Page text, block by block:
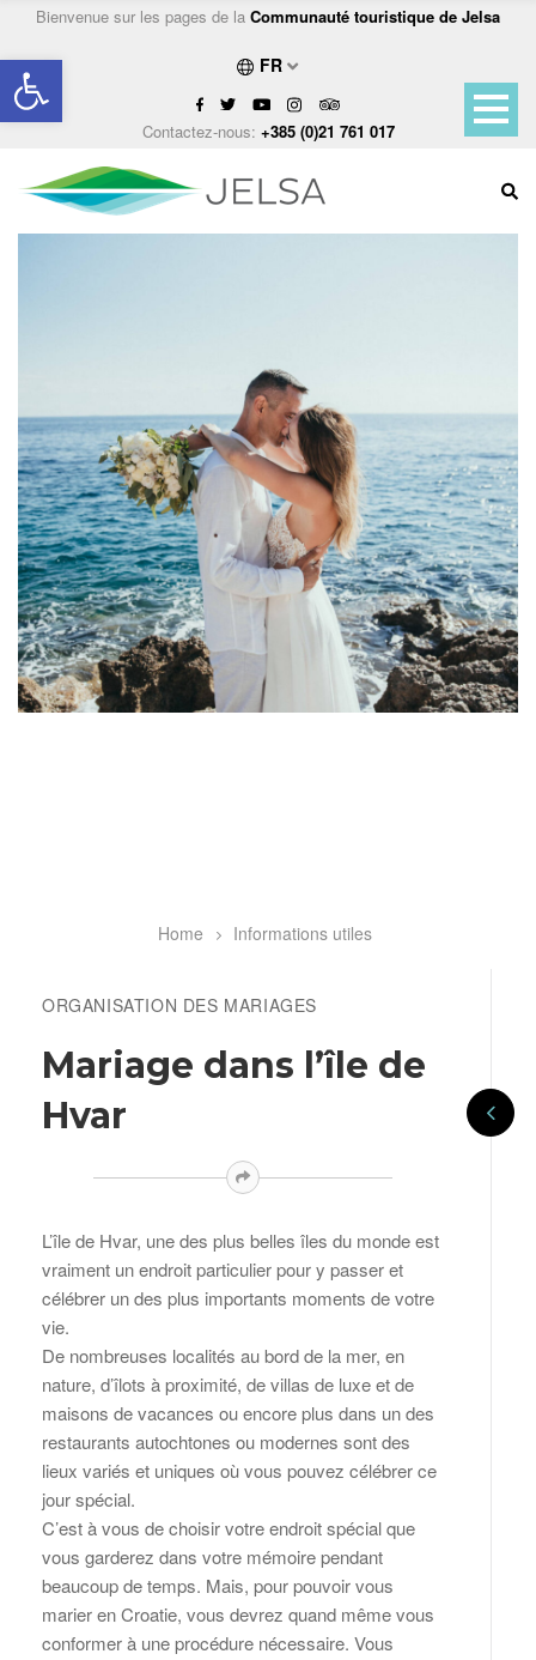
Ouvrir la barre d’outils
Bienvenue sur les pages de la Communauté touristique de Jelsa
FR
Contactez-nous: +385 (0)21 761 017
Breadcrumb
Home Informations utiles
ORGANISATION DES MARIAGES
Mariage dans l’île de
Hvar
L’île de Hvar, une des plus belles îles du monde est
vraiment un endroit particulier pour y passer et
célébrer un des plus importants moments de votre
vie.
De nombreuses localités au bord de la mer, en
nature, d’îlots à proximité, de villas de luxe et de
maisons de vacances ou encore plus dans un des
restaurants autochtones ou modernes sont des
lieux variés et uniques où vous pouvez célébrer ce
jour spécial.
C’est à vous de choisir votre endroit spécial que
vous garderez dans votre mémoire pendant
beaucoup de temps. Mais, pour pouvoir vous
marier en Croatie, vous devrez quand même vous
conformer à une procédure nécessaire. Vous